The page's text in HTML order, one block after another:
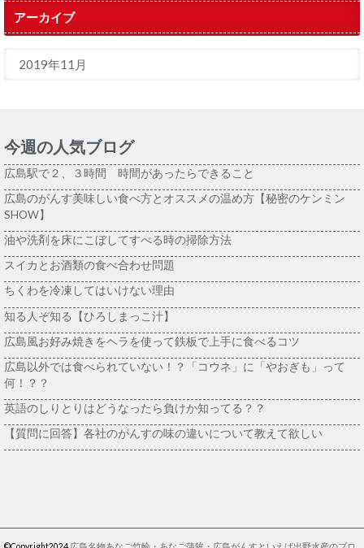
アーカイブ
今週の人気ブログ
広島駅で２、３時間 時間があったらできること
広島のがんす美味しい食べ方とオススメの温め方【秘密のケンミン
SHOW】
油や洗剤を床にこぼしてすべる時の掃除方法
スイカとお酒類の食べ合わせ問題
ちくわを冷凍してはいけない理由
知る人ぞ知る【ひろしまっこ汁】
広島風お好み焼きをヘラを使って鉄板で上手に食べるコツ
広島以外では食べられていない！？「コウネ」に「やおぎも」って
何！？？
英語のしりとりはどうなったら負けか知ってる？？
【質問に回答】各社のがんすの味の違いについて教えて欲しい